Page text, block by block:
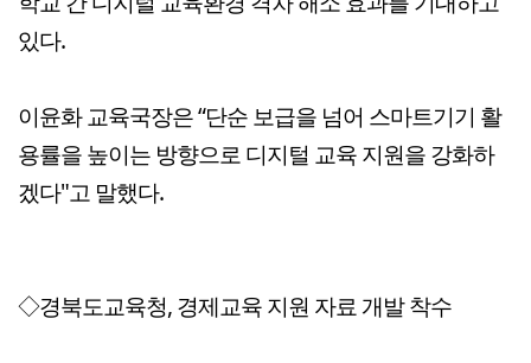
있다.
이윤화 교육국장은 “단순 보급을 넘어 스마트기기 활
용률을 높이는 방향으로 디지털 교육 지원을 강화하
겠다"고 말했다.
◇경북도교육청, 경제교육 지원 자료 개발 착수